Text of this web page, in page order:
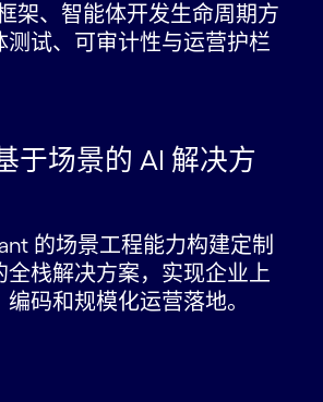
架、智能体开发生命周期方
测试、可审计性与运营护栏
于场景的 AI 解决方
的场景工程能力构建定制
全栈解决方案，实现企业上
码和规模化运营落地。